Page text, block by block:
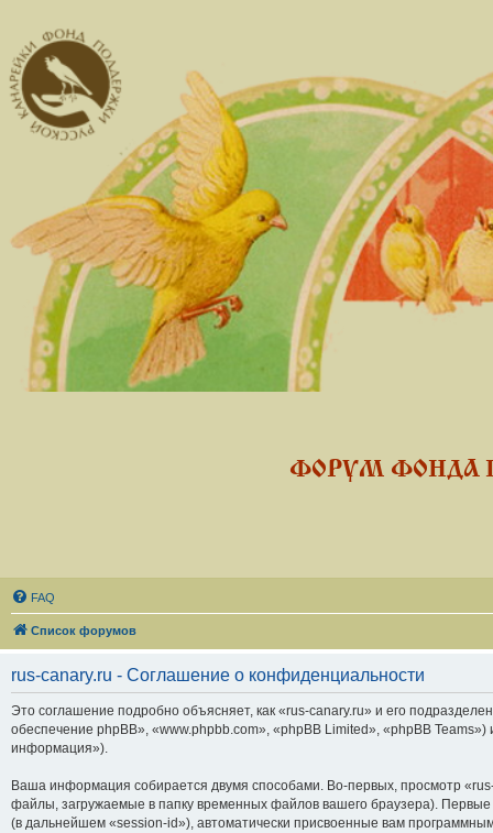
ФОРУМ ФОНДА
FAQ
Список форумов
rus-canary.ru - Соглашение о конфиденциальности
Это соглашение подробно объясняет, как «rus-canary.ru» и его
обеспечение phpBB», «www.phpbb.com», «phpBB Limited», «phpBB
информация»).
Ваша информация собирается двумя способами. Во-первых, просмотр
файлы, загружаемые в папку временных файлов вашего браузера).
(в дальнейшем «session-id»), автоматически присвоенные вам